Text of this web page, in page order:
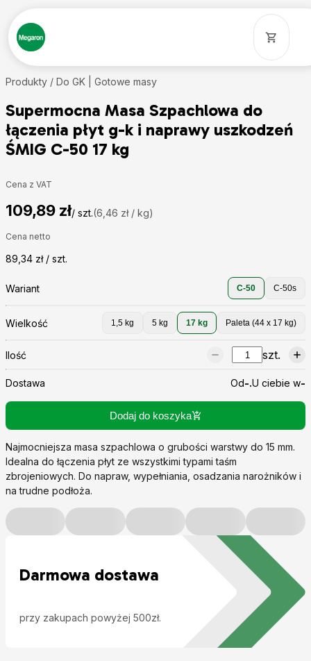
Produkty / Do GK | Gotowe masy
Supermocna Masa Szpachlowa do
łączenia płyt g-k i naprawy uszkodzeń
ŚMIG C-50 17 kg
Cena z VAT
109,89 zł/ szt.(6,46 zł / kg)
Cena netto
89,34 zł / szt.
Wariant C-50 C-50s
Wielkość 1,5 kg 5 kg 17 kg Paleta (44 x 17 kg)
Ilość szt.
Dostawa Od-.U ciebie w-
Dodaj do koszyka
Najmocniejsza masa szpachlowa o grubości warstwy do 15 mm.
Idealna do łączenia płyt ze wszystkimi typami taśm
zbrojeniowych. Do napraw, wypełniania, osadzania narożników i
na trudne podłoża.
Darmowa dostawa
przy zakupach powyżej 500zł.